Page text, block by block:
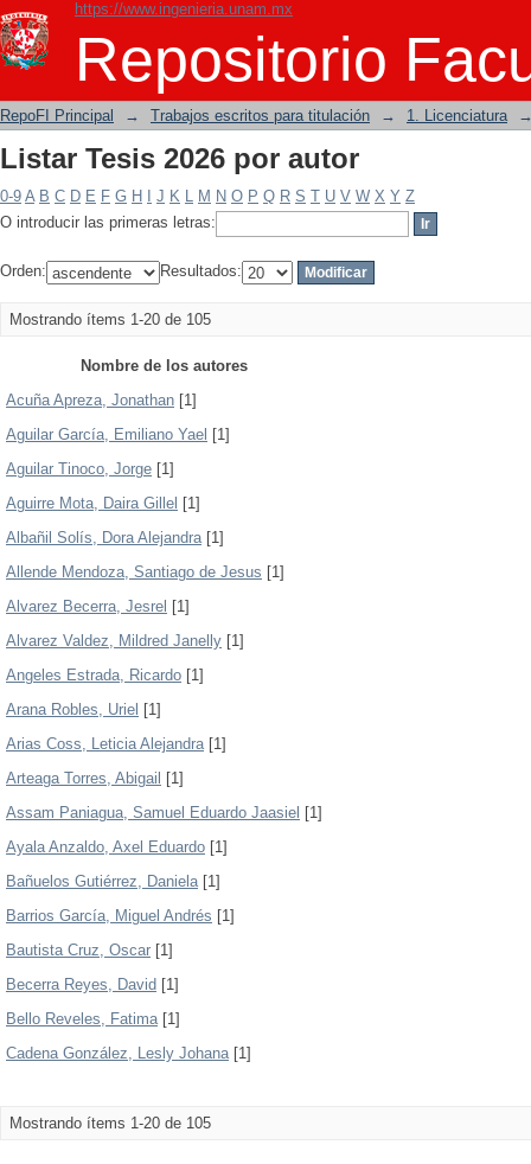
https://www.ingenieria.unam.mx
Repositorio
Listar Tesis 2026 por autor
RepoFI Principal → Trabajos escritos para titulación → 1. Licenciatura
Listar Tesis 2026 por autor
0-9 A B C D E F G H J K L M N O P Q R S T U V W X Y Z
O introducir las primeras letras:
Orden: Resultados:
Mostrando ítems 1-20 de 105
Nombre de los autores
Acuña Apreza, Jonathan [1]
Aguilar García, Emiliano Yael [1]
Aguilar Tinoco, Jorge [1]
Aguirre Mota, Daira Gillel [1]
Albañil Solís, Dora Alejandra[1]
Allende Mendoza, Santiago de Jesus [1]
Alvarez Becerra, Jesrel [1]
Alvarez Valdez, Mildred Janelly [1]
Angeles Estrada, Ricardo [1]
Arana Robles, Uriel [1]
Arias Coss, Leticia Alejandra[1]
Arteaga Torres, Abigail
[1]
Assam Paniagua, Samuel Eduardo Jaasiel [1]
Ayala Anzaldo, Axel Eduardo [1]
Bañuelos Gutiérrez, Daniela[1]
Barrios García, Miguel Andrés [1]
Bautista Cruz, Oscar [1]
Becerra Reyes, David [1]
Bello Reveles, Fatima[1]
Cadena González, Lesly Johana[1]
Mostrando ítems 1-20 de 105